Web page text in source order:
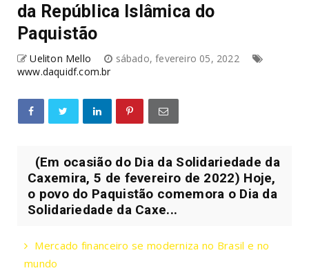
da República Islâmica do
Paquistão
Ueliton Mello
sábado, fevereiro 05, 2022
www.daquidf.com.br
(Em ocasião do Dia da Solidariedade da
Caxemira, 5 de fevereiro de 2022) Hoje,
o povo do Paquistão comemora o Dia da
Solidariedade da Caxe...
Mercado financeiro se moderniza no Brasil e no
mundo